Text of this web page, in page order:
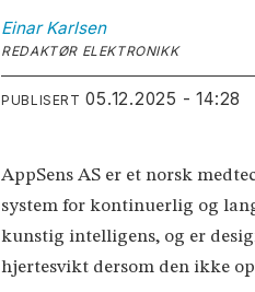
Einar Karlsen
REDAKTØR ELEKTRONIKK
PUBLISERT 05.12.2025 - 14:28
AppSens AS er et norsk
system for kontinuerlig og
kunstig intelligens, og er
hjertesvikt dersom den ikke